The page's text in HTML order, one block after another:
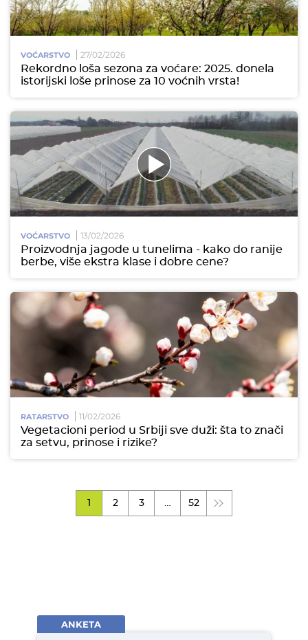
VOĆARSTVO 27/02/2026
Rekordno loša sezona za voćare: 2025. donela
istorijski loše prinose za 10 voćnih vrsta!
VOĆARSTVO 13/02/2026
Proizvodnja jagode u tunelima - kako do ranije
berbe, više ekstra klase i dobre cene?
RATARSTVO 11/02/2026
Vegetacioni period u Srbiji sve duži: šta to znači
za setvu, prinose i rizike?
1 2 3 52
ANKETA